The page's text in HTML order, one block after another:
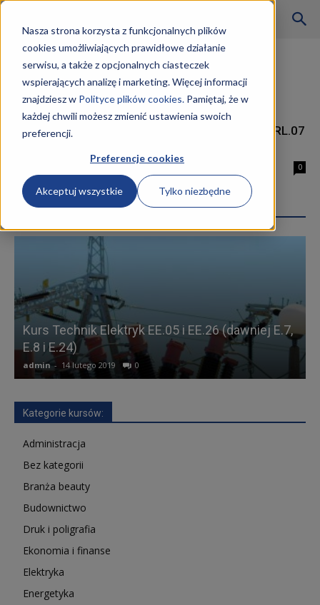
Nasza strona korzysta z funkcjonalnych plików
cookies umożliwiających prawidłowe działanie
serwisu, a także z opcjonalnych ciasteczek
wspierających analizę i marketing. Więcej informacji
znajdziesz w Polityce plików cookies.Pamiętaj, że w
każdej chwili możesz zmienić ustawienia swoich
preferencji.
Preferencje cookies
Akceptuj wszystkie Tylko niezbędne
Szkoły
Aktualności
Strona główna Tagi Wrocław kurs technik agrobiznesu
Tag: Wrocław kurs technik
agrobiznesu
Kurs technik agrobiznesu RL.03 i RL.07
13 marca 2019 0
Najpopularniejsze wpisy
Kurs Technik Elektryk EE.05 i EE.26 (dawniej E.7,
E.8 i E.24)
admin - 14 lutego 2019 0
Kategorie kursów:
Administracja
Bez kategorii
Branża beauty
Budownictwo
Druk i poligrafia
Ekonomia i finanse
Elektryka
Energetyka